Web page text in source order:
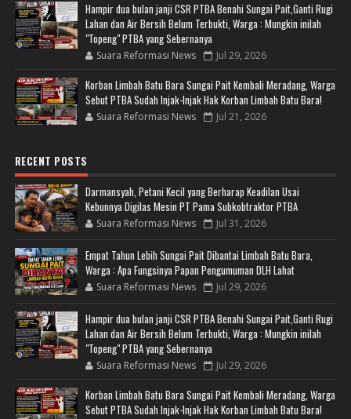
Hampir dua bulan janji CSR PTBA Benahi Sungai Pait,Ganti Rugi
Lahan dan Air Bersih Belum Terbukti, Warga : Mungkin inilah
"Topeng" PTBA yang Sebernanya
Suara Reformasi News Jul 29, 2026
Korban Limbah Batu Bara Sungai Pait Kembali Meradang, Warga
Sebut PTBA Sudah Injak-Injak Hak Korban Limbah Batu Bara!
Suara Reformasi News Jul 21, 2026
RECENT POSTS
Darmansyah, Petani Kecil yang Berharap Keadilan Usai
Kebunnya Digilas Mesin PT Pama Subkobtraktor PTBA
Suara Reformasi News Jul 31, 2026
Empat Tahun Lebih Sungai Pait Dibantai Limbah Batu Bara,
Warga : Apa Fungsinya Papan Pengumuman DLH Lahat
Suara Reformasi News Jul 29, 2026
Hampir dua bulan janji CSR PTBA Benahi Sungai Pait,Ganti Rugi
Lahan dan Air Bersih Belum Terbukti, Warga : Mungkin inilah
"Topeng" PTBA yang Sebernanya
Suara Reformasi News Jul 29, 2026
Korban Limbah Batu Bara Sungai Pait Kembali Meradang, Warga
Sebut PTBA Sudah Injak-Injak Hak Korban Limbah Batu Bara!